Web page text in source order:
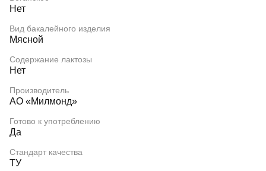
Нет
Вид бакалейного изделия
Мясной
Содержание лактозы
Нет
Производитель
АО «Милмонд»
Готово к употреблению
Да
Стандарт качества
ТУ